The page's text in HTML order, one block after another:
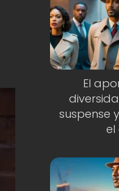
El
suspense
el